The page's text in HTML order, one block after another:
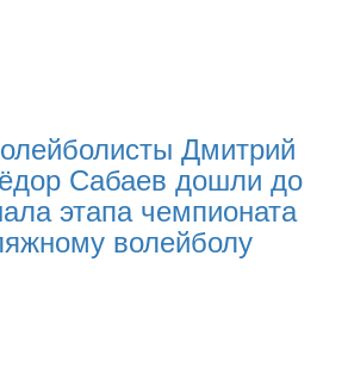
Дмитрий
Сабаев дошли до
этапа чемпионата
волейболу